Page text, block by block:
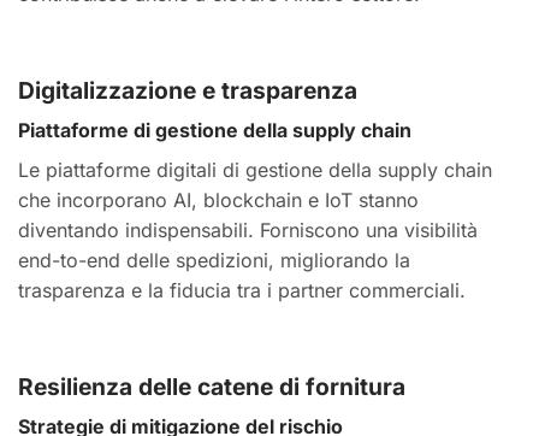
Digitalizzazione e trasparenza
Piattaforme di gestione della supply chain
Le piattaforme digitali di gestione della supply chain
che incorporano AI, blockchain e IoT stanno
diventando indispensabili. Forniscono una visibilità
end-to-end delle spedizioni, migliorando la
trasparenza e la fiducia tra i partner commerciali.
Resilienza delle catene di fornitura
Strategie di mitigazione del rischio